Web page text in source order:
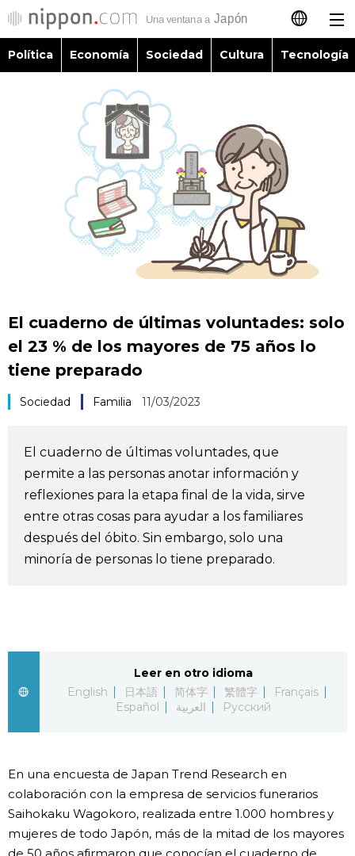
日本語
简体字
繁體字
Français
العربية
Economía
Tecnología
Vida
Vídeos e imágenes
En profundidad
Más
Datos de Japón
Fragmentos de Japón
Tokio
Política Economía Sociedad Cultura Tecnología
El cuaderno de últimas voluntades: solo
el 23 % de los mayores de 75 años lo
tiene preparado
Sociedad Familia 11/03/2023
El cuaderno de últimas voluntades, que
permite a las personas anotar información y
reflexiones para la etapa final de la vida, sirve
entre otras cosas para ayudar a los familiares
después del óbito. Sin embargo, solo una
minoría de personas lo tiene preparado.
Leer en otro idioma
English
日本語 简体字 繁體字
Français
Español
العربية Русский
En una encuesta de Japan Trend Research en
colaboración con la empresa de servicios funerarios
Saihokaku Wagokoro, realizada entre 1.000 hombres y
mujeres de todo Japón, más de la mitad de los mayores